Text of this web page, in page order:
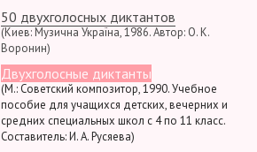
50 двухголосных диктантов
(Киев: Музична Україна, 1986. Автор: О. К.
Воронин)
Двухголосные диктанты
(М.: Советский композитор, 1990. Учебное
пособие для учащихся детских, вечерних и
средних специальных школ с 4 по 11 класс.
Составитель: И. А. Русяева)